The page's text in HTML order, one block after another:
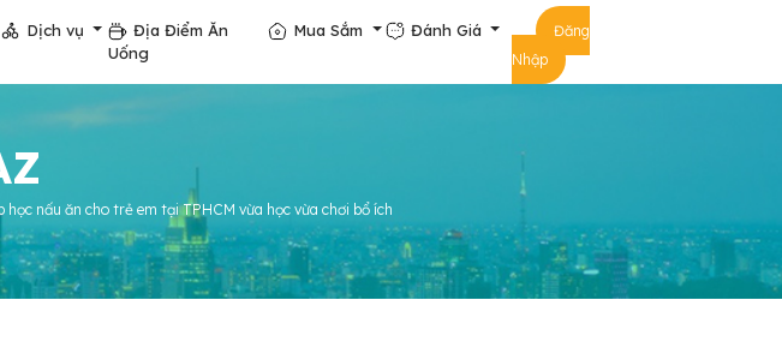
Dịch vụ
Địa Điểm Ăn
Uống
Mua Sắm Đánh Giá
Đăng
Nhập
học nấu ăn cho trẻ em tại TPHCM vừa học vừa chơi bổ ích